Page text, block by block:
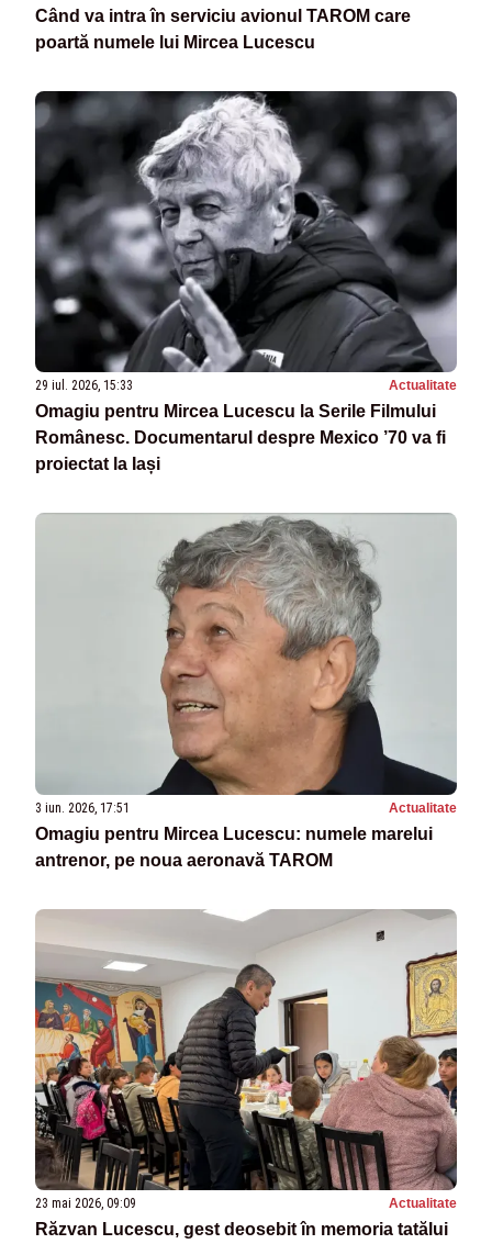
Când va intra în serviciu avionul TAROM care
poartă numele lui Mircea Lucescu
29 iul. 2026, 15:33 Actualitate
Omagiu pentru Mircea Lucescu la Serile Filmului
Românesc. Documentarul despre Mexico ’70 va fi
proiectat la Iași
3 iun. 2026, 17:51 Actualitate
Omagiu pentru Mircea Lucescu: numele marelui
antrenor, pe noua aeronavă TAROM
23 mai 2026, 09:09 Actualitate
Răzvan Lucescu, gest deosebit în memoria tatălui